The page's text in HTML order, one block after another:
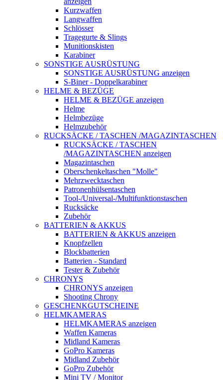
Kurzwaffen
Langwaffen
Schlösser
Tragegurte & Slings
Munitionskisten
Karabiner
SONSTIGE AUSRÜSTUNG
SONSTIGE AUSRÜSTUNG anzeigen
S-Biner - Doppelkarabiner
HELME & BEZÜGE
HELME & BEZÜGE anzeigen
Helme
Helmbezüge
Helmzubehör
RUCKSÄCKE / TASCHEN /MAGAZINTASCHEN
RUCKSÄCKE / TASCHEN
/MAGAZINTASCHEN anzeigen
Magazintaschen
Oberschenkeltaschen "Molle"
Mehrzwecktaschen
Patronenhülsentaschen
Tool-/Universal-/Multifunktionstaschen
Rucksäcke
Zubehör
BATTERIEN & AKKUS
BATTERIEN & AKKUS anzeigen
Knopfzellen
Blockbatterien
Batterien - Standard
Tester & Zubehör
CHRONYS
CHRONYS anzeigen
Shooting Chrony
GESCHENKGUTSCHEINE
HELMKAMERAS
HELMKAMERAS anzeigen
Waffen Kameras
Midland Kameras
GoPro Kameras
Midland Zubehör
GoPro Zubehör
Mini TV / Monitor